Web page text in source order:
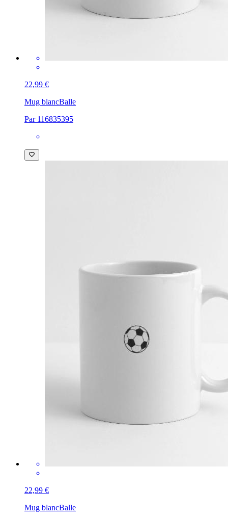
22,99 €
Mug blancBalle
Par 116835395
22,99 €
Mug blancBalle